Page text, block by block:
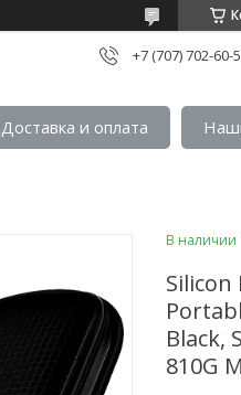
+7 (707) 702-60-
Доставка и оплата
В наличии
Silicon
Black,
810G